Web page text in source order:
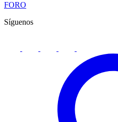
FORO
Síguenos